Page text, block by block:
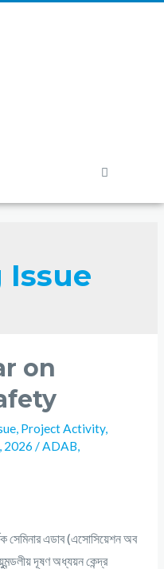
Issue
on
, Project Activity,
2026 /ADAB,
সেমিনার এডাব (এসোসিয়েশন অব
দূষণ অধ্যয়ন কেন্দ্র